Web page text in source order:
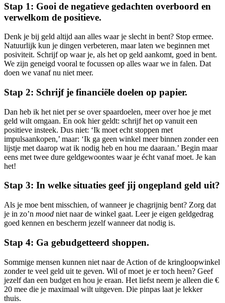
Stap 1: Gooi de negatieve gedachten overboord en
verwelkom de positieve.
Denk je bij geld altijd aan alles waar je slecht in bent? Stop ermee.
Natuurlijk kun je dingen verbeteren, maar laten we beginnen met
posiviteit. Schrijf op waar je, als het op geld aankomt, goed in bent.
We zijn geneigd vooral te focussen op alles waar we in falen. Dat
doen we vanaf nu niet meer.
Stap 2: Schrijf je financiële doelen op papier.
Dan heb ik het niet per se over spaardoelen, meer over hoe je met
geld wilt omgaan. En ook hier geldt: schrijf het op vanuit een
positieve insteek. Dus niet: ‘Ik moet echt stoppen met
impulsaankopen,’ maar: ‘Ik ga geen winkel meer binnen zonder een
lijstje met daarop wat ik nodig heb en hou me daaraan.’ Begin maar
eens met twee dure geldgewoontes waar je écht vanaf moet. Je kan
het!
Stap 3: In welke situaties geef jij ongepland geld uit?
Als je moe bent misschien, of wanneer je chagrijnig bent? Zorg dat
je in zo’n mood niet naar de winkel gaat. Leer je eigen geldgedrag
goed kennen en bescherm jezelf wanneer dat nodig is.
Stap 4: Ga gebudgetteerd shoppen.
Sommige mensen kunnen niet naar de Action of de kringloopwinkel
zonder te veel geld uit te geven. Wil of moet je er toch heen? Geef
jezelf dan een budget en hou je eraan. Het liefst neem je alleen die €
20 mee die je maximaal wilt uitgeven. Die pinpas laat je lekker
thuis.